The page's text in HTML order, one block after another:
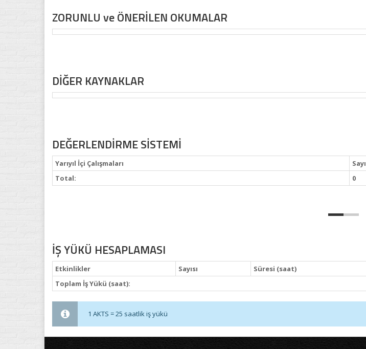
ZORUNLU ve ÖNERİLEN OKUMALAR
DİĞER KAYNAKLAR
DEĞERLENDİRME SİSTEMİ
Yarıyıl İçi Çalışmaları Sayı
Total:
0
İŞ YÜKÜ HESAPLAMASI
Etkinlikler Sayısı Süresi (saat)
Toplam İş Yükü (saat):
1 AKTS = 25 saatlik iş yükü